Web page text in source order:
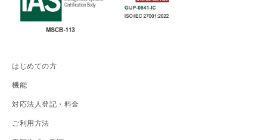
はじめての方
機能
対応法人登記・料金
ご利用方法